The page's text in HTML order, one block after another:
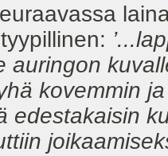
auringon
kovemmin
edestakaisin